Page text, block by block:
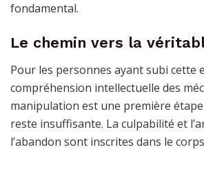
fondamental.
Le chemin vers la
Pour les personnes ayant subi cette
compréhension intellectuelle des
manipulation est une première
reste insuffisante. La culpabilité et
l’abandon sont inscrites dans le